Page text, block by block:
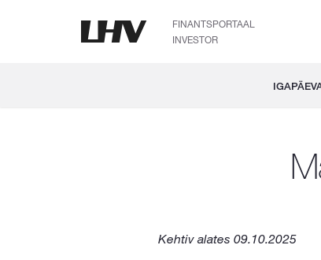
FINANTSPORTAAL
INVESTOR
Kehtiv alates 09.10.2025